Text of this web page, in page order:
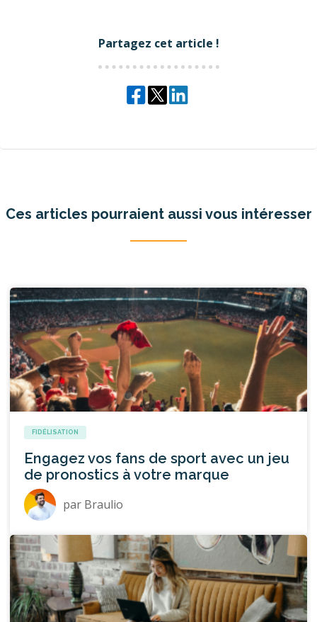
Partagez cet article !
Ces articles pourraient aussi vous intéresser
FIDÉLISATION
Engagez vos fans de sport avec un jeu
de pronostics à votre marque
par Braulio